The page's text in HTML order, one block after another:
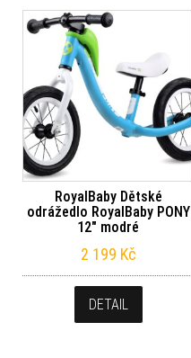
RoyalBaby Dětské
odrážedlo RoyalBaby PONY
12″ modré
2 199 Kč
DETAIL